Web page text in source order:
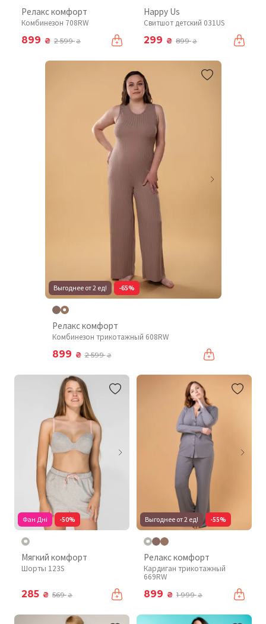
Релакс комфорт
Комбинезон 708RW
899 ₴ 2 599₴
Happy Us
Свитшот детский 031US
299 ₴ 899₴
Выгоднее от 2 ед! -65%
Релакс комфорт
Комбинезон трикотажный 608RW
899 ₴ 2 599₴
Фан Дні -50%
Мягкий комфорт
Шорты 123S
285 ₴ 569₴
Выгоднее от 2 ед! -55%
Релакс комфорт
Кардиган трикотажный
669RW
899 ₴ 1 999₴